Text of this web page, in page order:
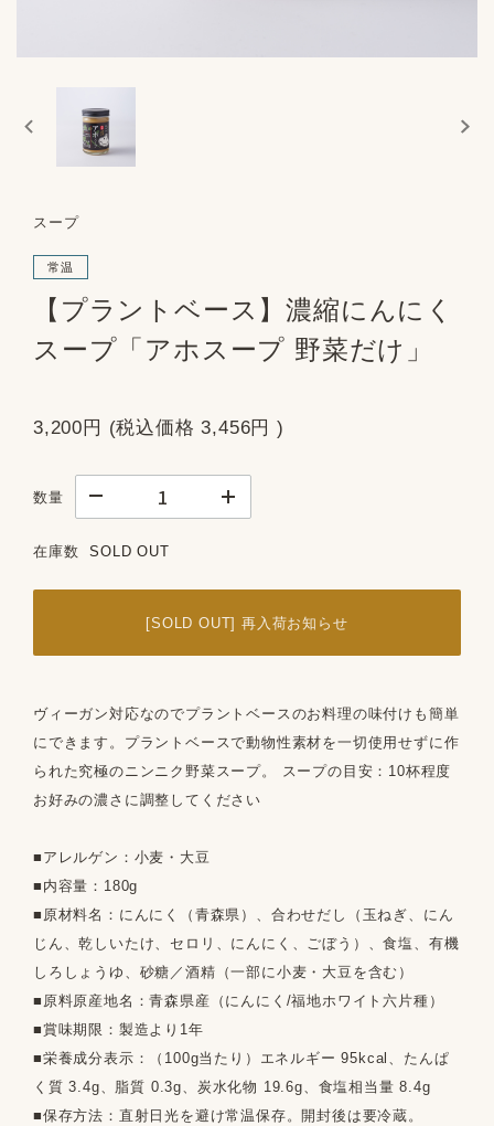
スープ
常温
【プラントベース】濃縮にんにく
スープ「アホスープ 野菜だけ」
3,200円 (税込価格3,456円 )
数量
在庫数 SOLD OUT
[SOLD OUT] 再入荷お知らせ
ヴィーガン対応なのでプラントベースのお料理の味付けも簡単
にできます。プラントベースで動物性素材を一切使用せずに作
られた究極のニンニク野菜スープ。 スープの目安：10杯程度
お好みの濃さに調整してください
■アレルゲン：小麦・大豆
■内容量：180g
■原材料名：にんにく（青森県）、合わせだし（玉ねぎ、にん
じん、乾しいたけ、セロリ、にんにく、ごぼう）、食塩、有機
しろしょうゆ、砂糖／酒精（一部に小麦・大豆を含む）
■原料原産地名：青森県産（にんにく/福地ホワイト六片種）
■賞味期限：製造より1年
■栄養成分表示：（100g当たり）エネルギー 95kcal、たんぱ
く質 3.4g、脂質 0.3g、炭水化物 19.6g、食塩相当量 8.4g
■保存方法：直射日光を避け常温保存。開封後は要冷蔵。